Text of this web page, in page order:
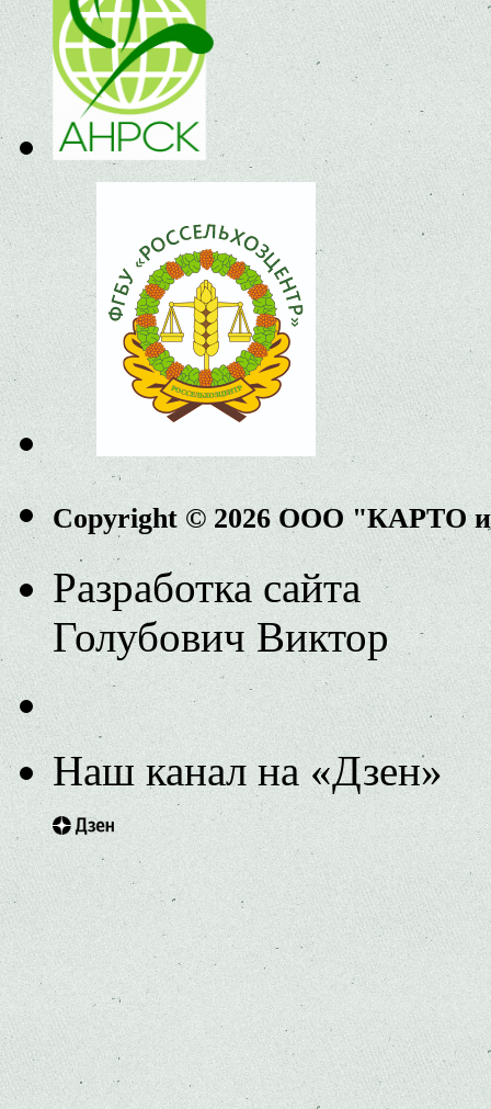
Copyright © 2026 ООО "КАРТО
Разработка сайта
Голубович Виктор
Наш канал на «Дзен»